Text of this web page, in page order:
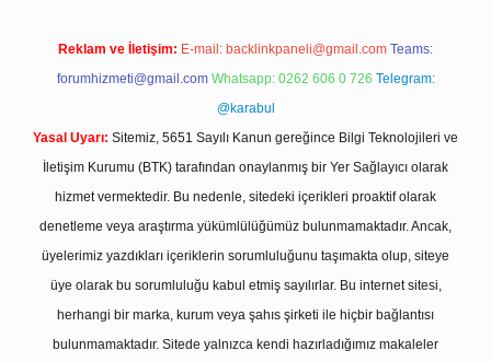
Reklam ve İletişim: E-mail: backlinkpaneli@gmail.com Teams:
forumhizmeti@gmail.com Whatsapp: 0262 606 0 726 Telegram:
@karabul
Yasal Uyarı: Sitemiz, 5651 Sayılı Kanun gereğince Bilgi Teknolojileri ve
İletişim Kurumu (BTK) tarafından onaylanmış bir Yer Sağlayıcı olarak
hizmet vermektedir. Bu nedenle, sitedeki içerikleri proaktif olarak
denetleme veya araştırma yükümlülüğümüz bulunmamaktadır. Ancak,
üyelerimiz yazdıkları içeriklerin sorumluluğunu taşımakta olup, siteye
üye olarak bu sorumluluğu kabul etmiş sayılırlar. Bu internet sitesi,
herhangi bir marka, kurum veya şahıs şirketi ile hiçbir bağlantısı
bulunmamaktadır. Sitede yalnızca kendi hazırladığımız makaleler